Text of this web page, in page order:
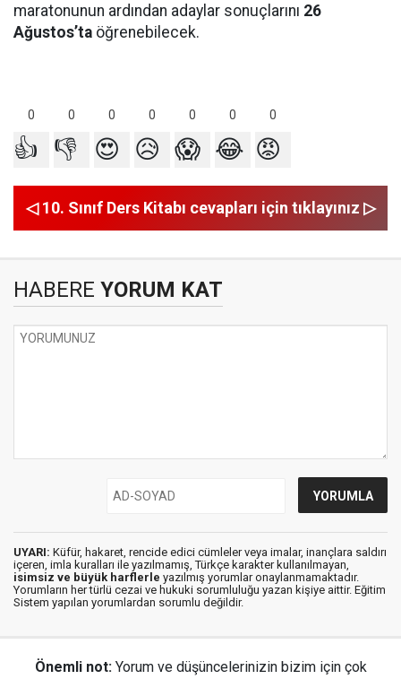
maratonunun ardından adaylar sonuçlarını 26
Ağustos’ta öğrenebilecek.
0 0 0 0 0 0 0
👍 👎 😍 😥 😱 😂 😡
◁ 10. Sınıf Ders Kitabı cevapları için tıklayınız ▷
HABERE YORUM KAT
UYARI: Küfür, hakaret, rencide edici cümleler veya imalar, inançlara saldırı
içeren, imla kuralları ile yazılmamış, Türkçe karakter kullanılmayan,
isimsiz ve büyük harflerle yazılmış yorumlar onaylanmamaktadır.
Yorumların her türlü cezai ve hukuki sorumluluğu yazan kişiye aittir. Eğitim
Sistem yapılan yorumlardan sorumlu değildir.
Önemli not: Yorum ve düşüncelerinizin bizim için çok